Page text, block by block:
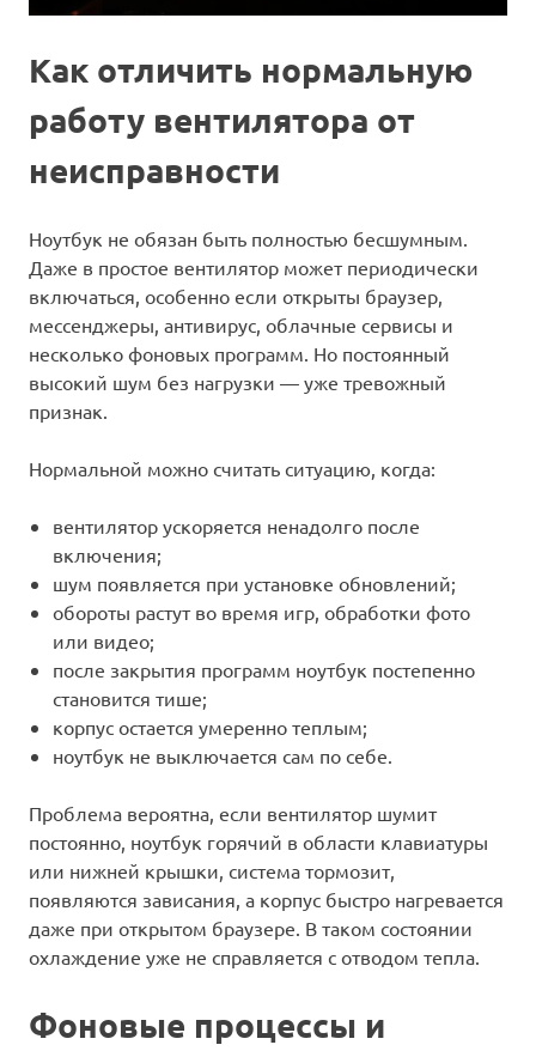
Как отличить нормальную
работу вентилятора от
неисправности
Ноутбук не обязан быть полностью бесшумным.
Даже в простое вентилятор может периодически
включаться, особенно если открыты браузер,
мессенджеры, антивирус, облачные сервисы и
несколько фоновых программ. Но постоянный
высокий шум без нагрузки — уже тревожный
признак.
Нормальной можно считать ситуацию, когда:
вентилятор ускоряется ненадолго после
включения;
шум появляется при установке обновлений;
обороты растут во время игр, обработки фото
или видео;
после закрытия программ ноутбук постепенно
становится тише;
корпус остается умеренно теплым;
ноутбук не выключается сам по себе.
Проблема вероятна, если вентилятор шумит
постоянно, ноутбук горячий в области клавиатуры
или нижней крышки, система тормозит,
появляются зависания, а корпус быстро нагревается
даже при открытом браузере. В таком состоянии
охлаждение уже не справляется с отводом тепла.
Фоновые процессы и